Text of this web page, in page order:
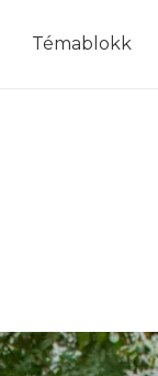
Témablokk